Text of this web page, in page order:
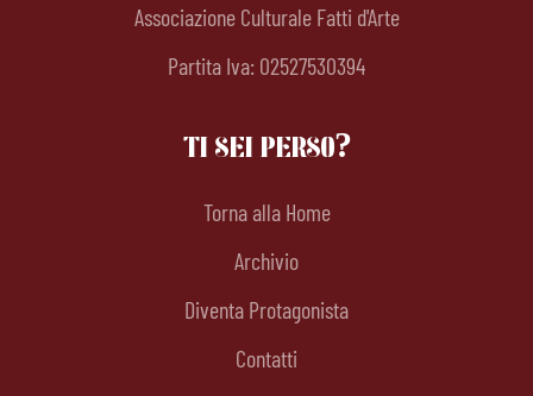
Associazione Culturale Fatti d'Arte
Partita Iva: 02527530394
TI SEI PERSO?
Torna alla Home
Archivio
Diventa Protagonista
Contatti